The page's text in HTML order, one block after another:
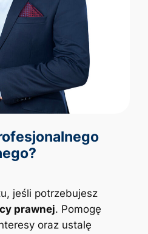
jeśli potrzebujesz
prawnej. Pomogę
oraz ustalę